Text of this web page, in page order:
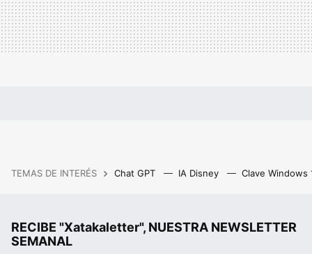
TEMAS DE INTERÉS Chat GPT IA Disney Clave Windows
RECIBE "Xatakaletter", NUESTRA NEWSLETTER
SEMANAL